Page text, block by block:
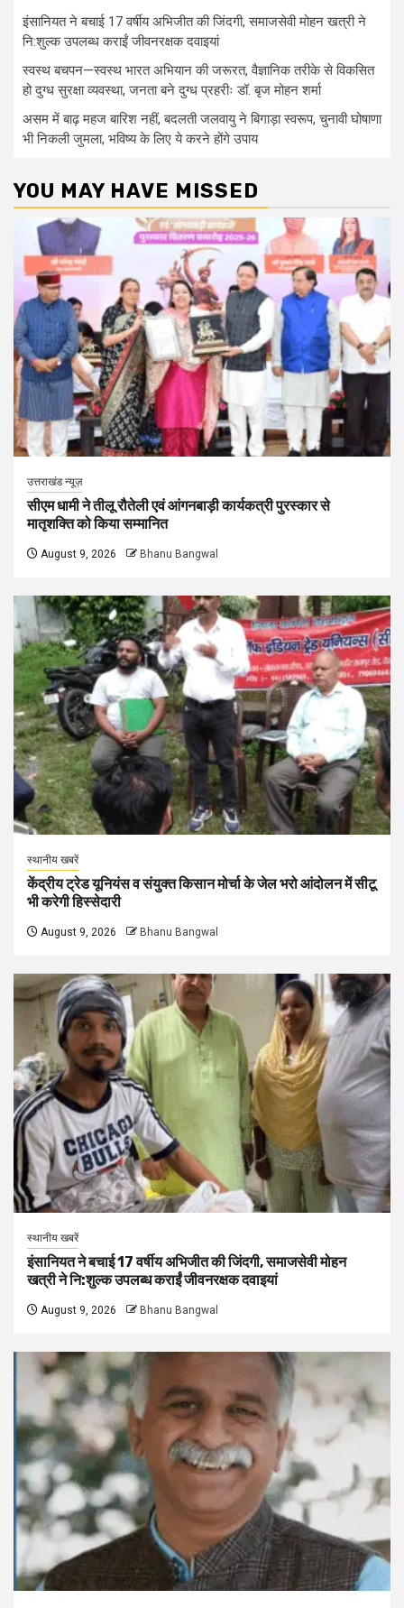
इंसानियत ने बचाई 17 वर्षीय अभिजीत की जिंदगी, समाजसेवी मोहन खत्री ने
नि:शुल्क उपलब्ध कराईं जीवनरक्षक दवाइयां
स्वस्थ बचपन—स्वस्थ भारत अभियान की जरूरत, वैज्ञानिक तरीके से विकसित
हो दुग्ध सुरक्षा व्यवस्था, जनता बने दुग्ध प्रहरीः डॉ. बृज मोहन शर्मा
असम में बाढ़ महज बारिश नहीं, बदलती जलवायु ने बिगाड़ा स्वरूप, चुनावी घोषाणा
भी निकली जुमला, भविष्य के लिए ये करने होंगे उपाय
YOU MAY HAVE MISSED
उत्तराखंड न्यूज़
सीएम धामी ने तीलू रौतेली एवं आंगनबाड़ी कार्यकत्री पुरस्कार से
मातृशक्ति को किया सम्मानित
August 9, 2026 Bhanu Bangwal
स्थानीय खबरें
केंद्रीय ट्रेड यूनियंस व संयुक्त किसान मोर्चा के जेल भरो आंदोलन में सीटू
भी करेगी हिस्सेदारी
August 9, 2026 Bhanu Bangwal
स्थानीय खबरें
इंसानियत ने बचाई 17 वर्षीय अभिजीत की जिंदगी, समाजसेवी मोहन
खत्री ने नि:शुल्क उपलब्ध कराईं जीवनरक्षक दवाइयां
August 9, 2026 Bhanu Bangwal